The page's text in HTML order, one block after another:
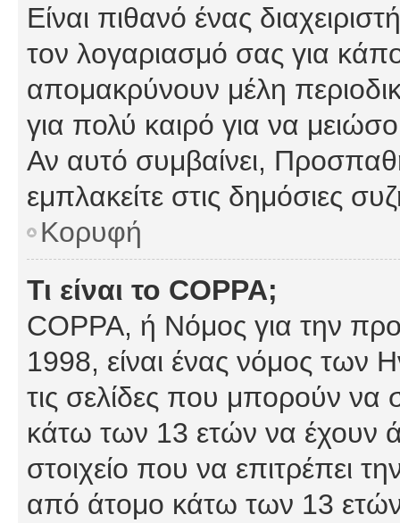
Είναι πιθανό ένας
τον λογαριασμό σας για
απομακρύνουν μέλη
για πολύ καιρό για να
Αν αυτό συμβαίνει,
εμπλακείτε στις δημόσιες
Κορυφή
Τι είναι το COPPA;
COPPA, ή Νόμος για την
1998, είναι ένας νόμος των
τις σελίδες που μπορούν να
κάτω των 13 ετών να έχουν
στοιχείο που να επιτρέπει
από άτομο κάτω των 13